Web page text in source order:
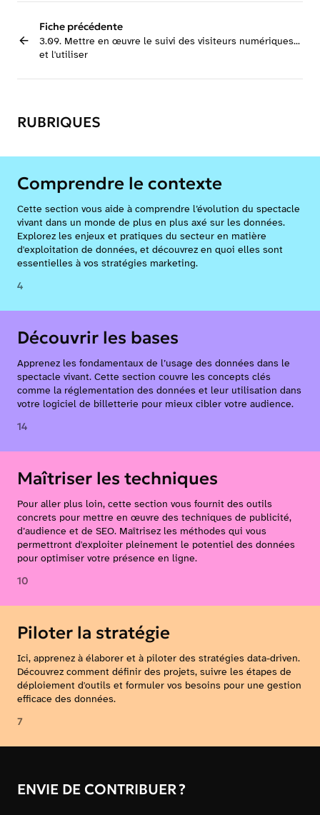
Fiche précédente
3.09. Mettre en œuvre le suivi des visiteurs numériques...
et l'utiliser
RUBRIQUES
Comprendre le contexte
Cette section vous aide à comprendre l’évolution du spectacle
vivant dans un monde de plus en plus axé sur les données.
Explorez les enjeux et pratiques du secteur en matière
d'exploitation de données, et découvrez en quoi elles sont
essentielles à vos stratégies marketing.
4
Découvrir les bases
Apprenez les fondamentaux de l’usage des données dans le
spectacle vivant. Cette section couvre les concepts clés
comme la réglementation des données et leur utilisation dans
votre logiciel de billetterie pour mieux cibler votre audience.
14
Maîtriser les techniques
Pour aller plus loin, cette section vous fournit des outils
concrets pour mettre en œuvre des techniques de publicité,
d’audience et de SEO. Maîtrisez les méthodes qui vous
permettront d'exploiter pleinement le potentiel des données
pour optimiser votre présence en ligne.
10
Piloter la stratégie
Ici, apprenez à élaborer et à piloter des stratégies data-driven.
Découvrez comment définir des projets, suivre les étapes de
déploiement d'outils et formuler vos besoins pour une gestion
efficace des données.
7
ENVIE DE CONTRIBUER ?